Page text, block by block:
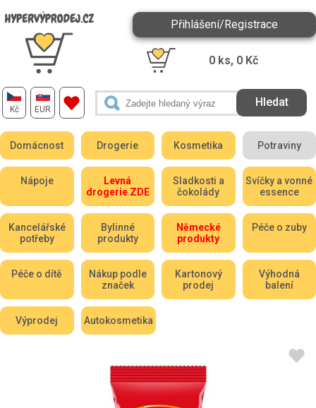
Kč EUR
Přihlášení/Registrace
0 ks, 0 Kč
Domácnost Drogerie Kosmetika Potraviny
Nápoje
Levná
drogerie ZDE
Sladkosti a
čokolády
Svíčky a vonné
essence
Kancelářské
potřeby
Bylinné
produkty
Německé
produkty
Péče o zuby
Péče o dítě
Nákup podle
značek
Kartonový
prodej
Výhodná
balení
Výprodej Autokosmetika